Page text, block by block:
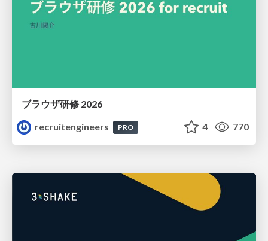
ブラウザ研修 2026
recruitengineers
PRO 4 770